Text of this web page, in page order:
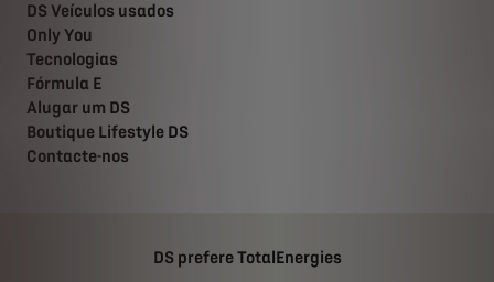
DS Veículos usados
Only You
Tecnologias
Fórmula E
Alugar um DS
Boutique Lifestyle DS
Contacte-nos
DS prefere TotalEnergies